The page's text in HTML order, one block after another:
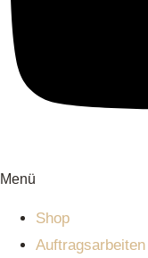
Menü
Shop
Auftragsarbeiten